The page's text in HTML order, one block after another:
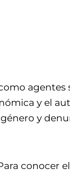
agentes
y el
y
conocer